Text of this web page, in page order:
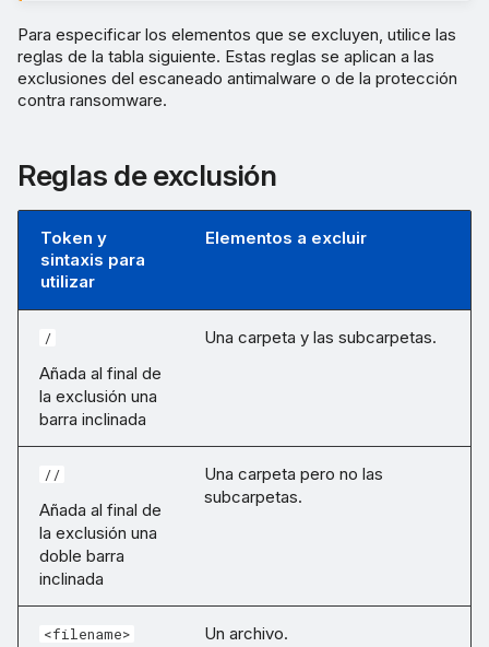
Para especificar los elementos que se excluyen, utilice las
reglas de la tabla siguiente. Estas reglas se aplican a las
exclusiones del escaneado antimalware o de la protección
contra ransomware.
Reglas de exclusión
Token y
sintaxis para
utilizar
Elementos a excluir
/
Añada al final de
la exclusión una
barra inclinada
Una carpeta y las subcarpetas.
//
Añada al final de
la exclusión una
doble barra
inclinada
Una carpeta pero no las
subcarpetas.
<filename> Un archivo.